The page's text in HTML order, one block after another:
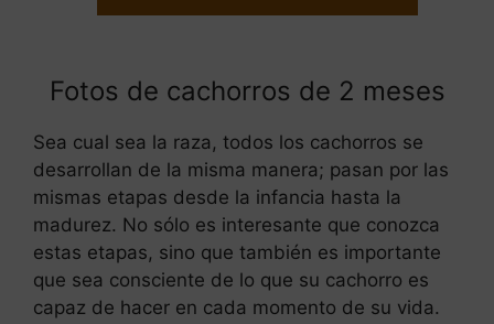
Fotos de cachorros de 2 meses
Sea cual sea la raza, todos los cachorros se
desarrollan de la misma manera; pasan por las
mismas etapas desde la infancia hasta la
madurez. No sólo es interesante que conozca
estas etapas, sino que también es importante
que sea consciente de lo que su cachorro es
capaz de hacer en cada momento de su vida.